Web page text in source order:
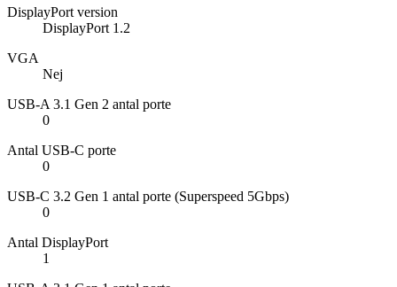
DisplayPort version
DisplayPort 1.2
VGA
Nej
USB-A 3.1 Gen 2 antal porte
0
Antal USB-C porte
0
USB-C 3.2 Gen 1 antal porte (Superspeed 5Gbps)
0
Antal DisplayPort
1